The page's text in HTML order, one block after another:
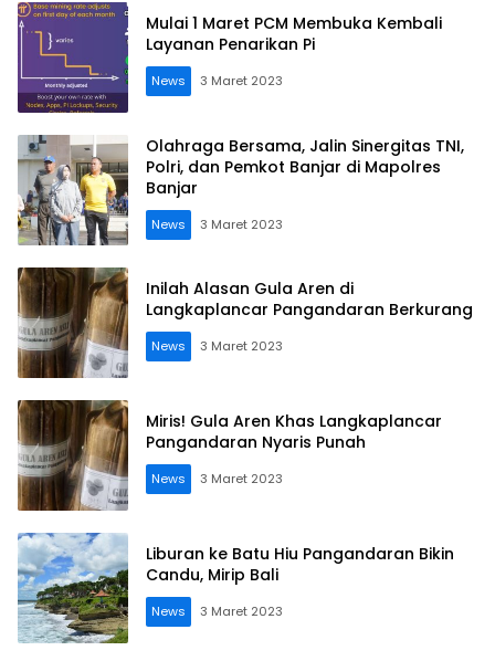
Mulai 1 Maret PCM Membuka Kembali
Layanan Penarikan Pi
News 3 Maret 2023
Olahraga Bersama, Jalin Sinergitas TNI,
Polri, dan Pemkot Banjar di Mapolres
Banjar
News 3 Maret 2023
Inilah Alasan Gula Aren di
Langkaplancar Pangandaran Berkurang
News 3 Maret 2023
Miris! Gula Aren Khas Langkaplancar
Pangandaran Nyaris Punah
News 3 Maret 2023
Liburan ke Batu Hiu Pangandaran Bikin
Candu, Mirip Bali
News 3 Maret 2023